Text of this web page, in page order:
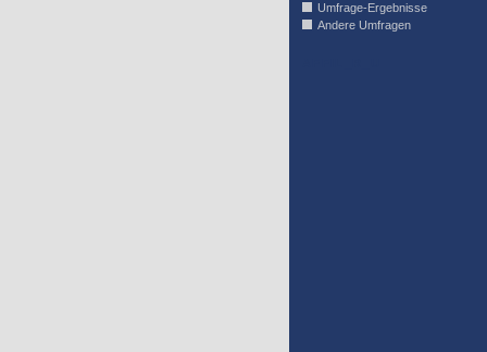
Umfrage-Ergebnisse
Andere Umfragen